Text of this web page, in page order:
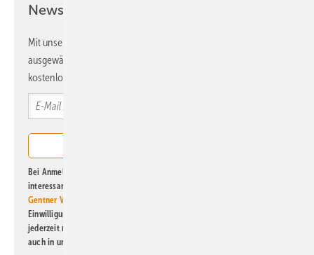
Newsletter!
Mit unserem Newsletter erhalten Sie regelmäßig von uns
ausgewählte Informationen und Neuigkeiten, gebündelt und
kostenlos direkt ins Postfach.
Bei Anmeldung zu diesem Newsletter bin ich damit einverstanden, über
interessante Verlags- und Online-Angebote
Gentner Verlag GmbH & Co. KG
Einwilligung kann ich jederzeit widerrufen und eine Abmeldung ist
jederzeit möglich. Informationen zum Umgang mit Daten finden Sie
auch in unserer